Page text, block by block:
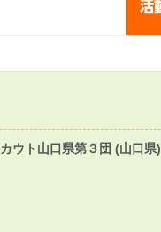
ウト山口県第３団 (山口県)